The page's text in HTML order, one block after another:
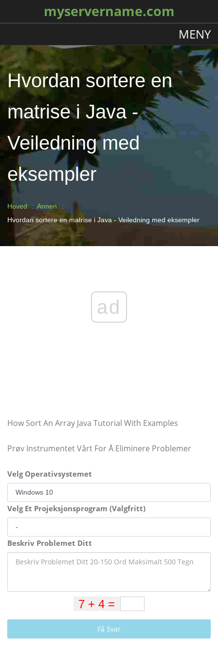
myservername.com
MENY
Hvordan sortere en
matrise i Java -
Veiledning med
eksempler
Hoved
Annen
Hvordan sortere en matrise i Java - Veiledning med eksempler
ad
How Sort An Array Java Tutorial With Examples
Prøv Instrumentet Vårt For Å Eliminere Problemer
Velg Operativsystemet
Velg Et Projeksjonsprogram (Valgfritt)
Beskriv Problemet Ditt
Få Svar